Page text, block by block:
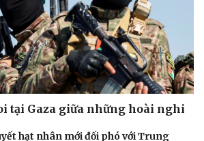
tại Gaza giữa những hoài nghi
hạt nhân mới đối phó với Trung